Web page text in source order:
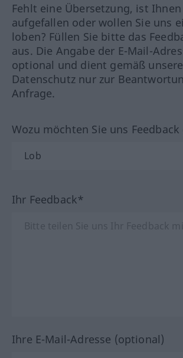
Fehlt eine Übersetzung, ist
aufgefallen oder wollen Sie uns
loben? Füllen Sie bitte das
aus. Die Angabe der E-Mail-
optional und dient gemäß
Datenschutz nur zur
Anfrage.
Wozu möchten Sie uns
Ihr Feedback*
Ihre E-Mail-Adresse (optional)